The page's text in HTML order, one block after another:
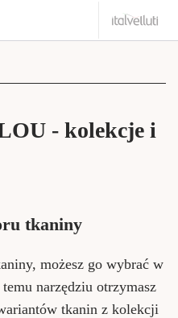
- kolekcje i
tkaniny
możesz go wybrać w
narzędziu otrzymasz
tkanin z kolekcji